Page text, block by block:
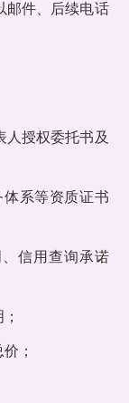
邮件、后续电话
授权委托书及
系等资质证书
信用查询承诺
；